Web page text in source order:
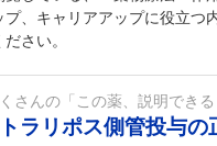
、キャリアアップに役立
さい。
さんの「この薬、説明できる
ラリポス側管投与の